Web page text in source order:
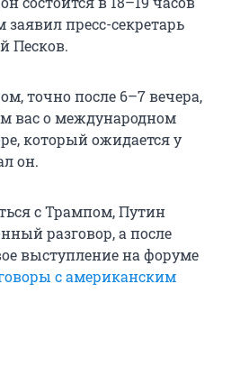
заявил пресс-секретарь
Песков.
точно после 6–7 вечера,
вас о международном
который ожидается у
он.
с Трампом, Путин
разговор, а после
выступление на форуме
с американским